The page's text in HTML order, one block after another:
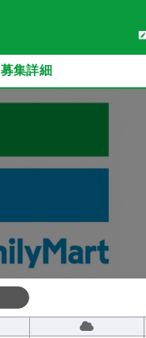
募集詳細